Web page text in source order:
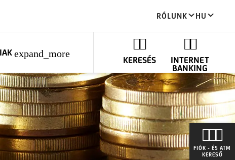
RÓLUNK HU
expand_more
KERESÉS
INTERNET
BANKING
FIÓK - ÉS ATM
KERESŐ